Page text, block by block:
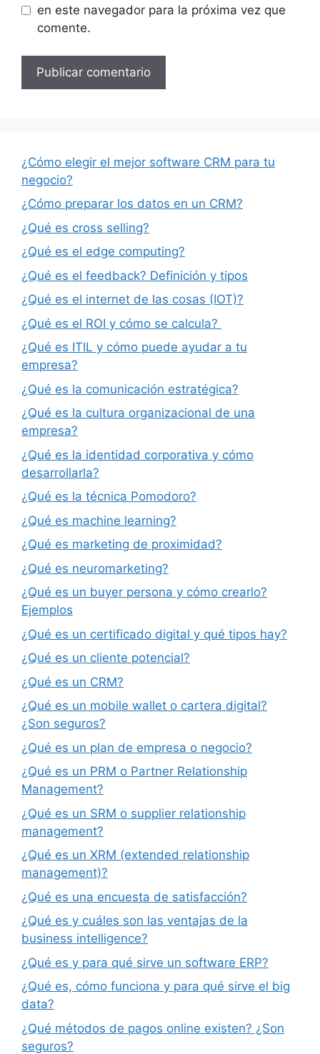
en este navegador para la próxima vez que
comente.
¿Cómo elegir el mejor software CRM para tu
negocio?
¿Cómo preparar los datos en un CRM?
¿Qué es cross selling?
¿Qué es el edge computing?
¿Qué es el feedback? Definición y tipos
¿Qué es el internet de las cosas (IOT)?
¿Qué es el ROI y cómo se calcula?
¿Qué es ITIL y cómo puede ayudar a tu
empresa?
¿Qué es la comunicación estratégica?
¿Qué es la cultura organizacional de una
empresa?
¿Qué es la identidad corporativa y cómo
desarrollarla?
¿Qué es la técnica Pomodoro?
¿Qué es machine learning?
¿Qué es marketing de proximidad?
¿Qué es neuromarketing?
¿Qué es un buyer persona y cómo crearlo?
Ejemplos
¿Qué es un certificado digital y qué tipos hay?
¿Qué es un cliente potencial?
¿Qué es un CRM?
¿Qué es un mobile wallet o cartera digital?
¿Son seguros?
¿Qué es un plan de empresa o negocio?
¿Qué es un PRM o Partner Relationship
Management?
¿Qué es un SRM o supplier relationship
management?
¿Qué es un XRM (extended relationship
management)?
¿Qué es una encuesta de satisfacción?
¿Qué es y cuáles son las ventajas de la
business intelligence?
¿Qué es y para qué sirve un software ERP?
¿Qué es, cómo funciona y para qué sirve el big
data?
¿Qué métodos de pagos online existen? ¿Son
seguros?